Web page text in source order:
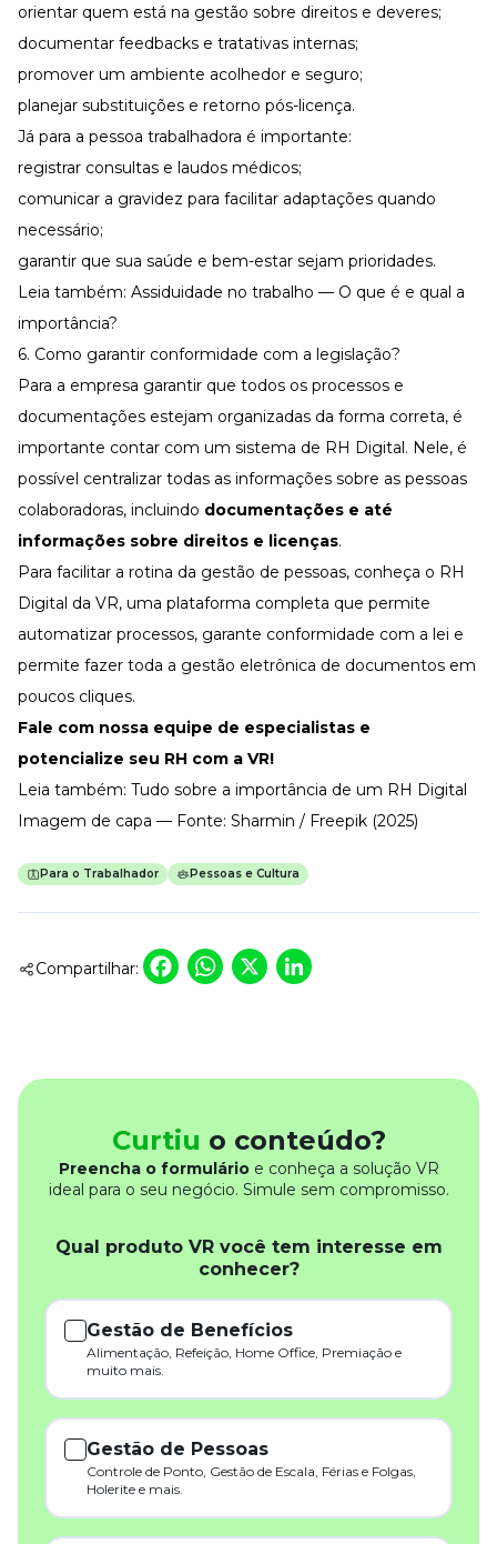
orientar quem está na gestão sobre direitos e deveres;
documentar feedbacks e tratativas internas;
promover um ambiente acolhedor e seguro;
planejar substituições e retorno pós-licença.
Já para a pessoa trabalhadora é importante:
registrar consultas e laudos médicos;
comunicar a gravidez para facilitar adaptações quando
necessário;
garantir que sua saúde e bem-estar sejam prioridades.
Leia também: Assiduidade no trabalho — O que é e qual a
importância?
6. Como garantir conformidade com a legislação?
Para a empresa garantir que todos os processos e
documentações estejam organizadas da forma correta, é
importante contar com um sistema de RH Digital. Nele, é
possível centralizar todas as informações sobre as pessoas
colaboradoras, incluindo documentações e até
informações sobre direitos e licenças.
Para facilitar a rotina da gestão de pessoas, conheça o RH
Digital da VR, uma plataforma completa que permite
automatizar processos, garante conformidade com a lei e
permite fazer toda a gestão eletrônica de documentos em
poucos cliques.
Fale com nossa equipe de especialistas e
potencialize seu RH com a VR!
Leia também: Tudo sobre a importância de um RH Digital
Imagem de capa — Fonte: Sharmin / Freepik (2025)
Para o Trabalhador Pessoas e Cultura
Compartilhar: Facebook
WhatsApp
X
Curtiu o conteúdo?
Preencha o formulárioe conheça a solução VR
ideal para o seu negócio. Simule sem compromisso.
Qual produto VR você tem interesse em
conhecer?
Gestão de Benefícios
Alimentação, Refeição, Home Office, Premiação e
muito mais.
Gestão de Pessoas
Controle de Ponto, Gestão de Escala, Férias e Folgas,
Holerite e mais.